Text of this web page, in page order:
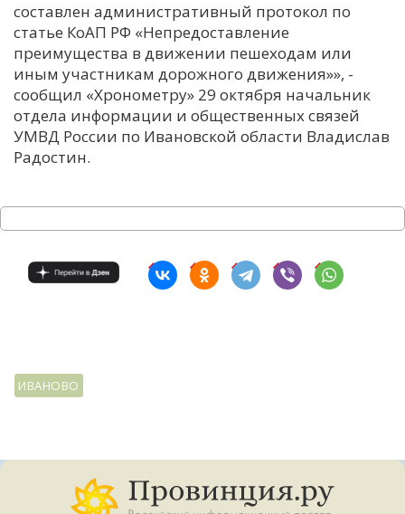
Е
И
С
Т
У
Х
составлен административный протокол по
статье КоАП РФ «Непредоставление
преимущества в движении пешеходам или
иным участникам дорожного движения»», -
сообщил «Хронометру» 29 октября начальник
отдела информации и общественных связей
УМВД России по Ивановской области Владислав
Радостин.
ИВАНОВО